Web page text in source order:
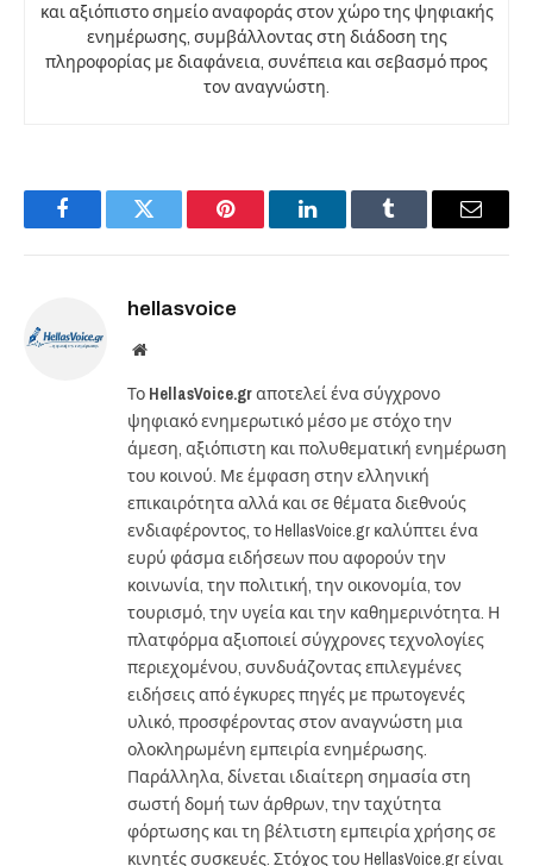
και αξιόπιστο σημείο αναφοράς στον χώρο της ψηφιακής
ενημέρωσης, συμβάλλοντας στη διάδοση της
πληροφορίας με διαφάνεια, συνέπεια και σεβασμό προς
τον αναγνώστη.
FacebookTwitter Pinterest LinkedInTumblr Email
hellasvoice
Website
Το HellasVoice.grαποτελεί ένα σύγχρονο
ψηφιακό ενημερωτικό μέσο με στόχο την
άμεση, αξιόπιστη και πολυθεματική ενημέρωση
του κοινού. Με έμφαση στην ελληνική
επικαιρότητα αλλά και σε θέματα διεθνούς
ενδιαφέροντος, το HellasVoice.gr καλύπτει ένα
ευρύ φάσμα ειδήσεων που αφορούν την
κοινωνία, την πολιτική, την οικονομία, τον
τουρισμό, την υγεία και την καθημερινότητα. Η
πλατφόρμα αξιοποιεί σύγχρονες τεχνολογίες
περιεχομένου, συνδυάζοντας επιλεγμένες
ειδήσεις από έγκυρες πηγές με πρωτογενές
υλικό, προσφέροντας στον αναγνώστη μια
ολοκληρωμένη εμπειρία ενημέρωσης.
Παράλληλα, δίνεται ιδιαίτερη σημασία στη
σωστή δομή των άρθρων, την ταχύτητα
φόρτωσης και τη βέλτιστη εμπειρία χρήσης σε
κινητές συσκευές. Στόχος του HellasVoice.gr είναι